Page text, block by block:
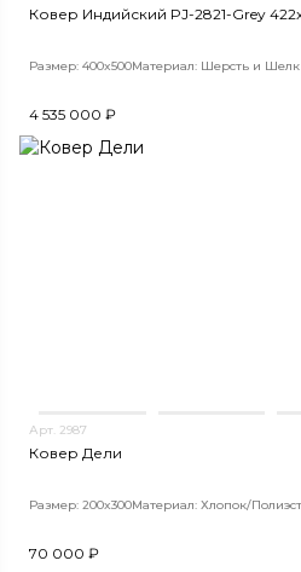
Ковер Индийский PJ-2821-Grey
Размер: 400x500Материал: Шерсть и Шелк
4 535 000 ₽
Арт. 2987
Ковер Дели
Размер: 200x300Материал: Хлопок/
70 000 ₽